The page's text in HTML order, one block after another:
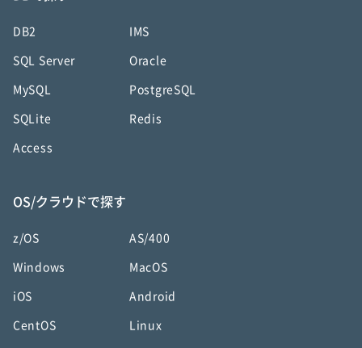
DB2 IMS
SQL Server Oracle
MySQL PostgreSQL
SQLite Redis
Access
OS/クラウドで探す
z/OS AS/400
Windows MacOS
iOS Android
CentOS Linux